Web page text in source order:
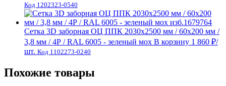
Код 1202323-0540
Сетка 3D заборная ОЦ ППК 2030х2500 мм / 60х200 мм /
3,8 мм / 4Р / RAL 6005 - зеленый мох В корзину 1 860 ₽/
шт. Код 1102273-0240
Похожие товары